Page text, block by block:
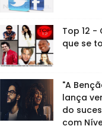
Top 12 -
que se
"A
lança
do
com